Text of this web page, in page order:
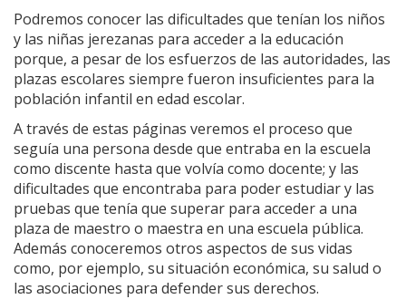
Podremos conocer las dificultades que tenían los niños
y las niñas jerezanas para acceder a la educación
porque, a pesar de los esfuerzos de las autoridades, las
plazas escolares siempre fueron insuficientes para la
población infantil en edad escolar.
A través de estas páginas veremos el proceso que
seguía una persona desde que entraba en la escuela
como discente hasta que volvía como docente; y las
dificultades que encontraba para poder estudiar y las
pruebas que tenía que superar para acceder a una
plaza de maestro o maestra en una escuela pública.
Además conoceremos otros aspectos de sus vidas
como, por ejemplo, su situación económica, su salud o
las asociaciones para defender sus derechos.